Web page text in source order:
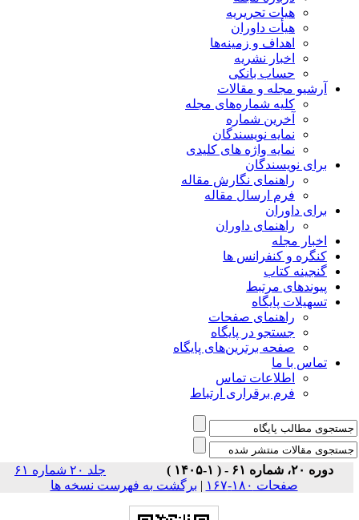
هیات تحریریه
هیأت داوران
اهداف و زمینه‌ها
اخبار نشریه
حساب بانکی
آرشیو مجله و مقالات
کلیه شماره‌های مجله
آخرین شماره
نمایه نویسندگان
نمایه واژه های کلیدی
برای نویسندگان
راهنمای نگارش مقاله
فرم ارسال مقاله
برای داوران
راهنمای داوران
اخبار مجله
کنگره و کنفرانس ها
گنجینه کتاب
پیوندهای مرتبط
تسهیلات پایگاه
راهنمای صفحات
جستجو در پایگاه
صفحه برترین‌های پایگاه
تماس با ما
اطلاعات تماس
فرم برقراری ارتباط
دوره ۲۰، شماره ۶۱ - ( ۱-۱۴۰۵ )
جلد ۲۰ شماره ۶۱
صفحات ۱۸۰-۱۶۷
| برگشت به فهرست نسخه ها